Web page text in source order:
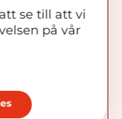
se till att vi
på vår